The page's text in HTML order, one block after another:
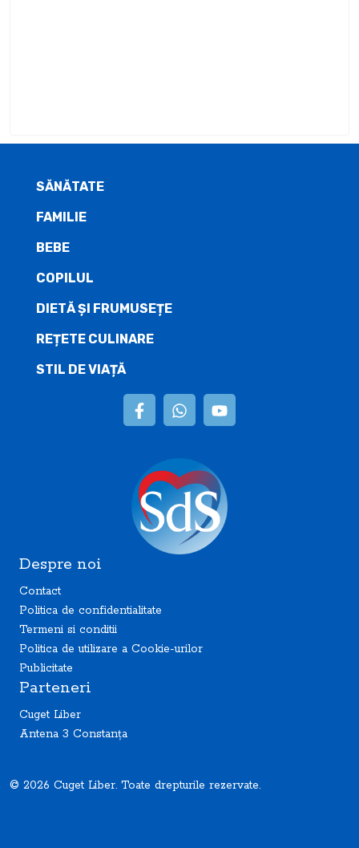
SĂNĂTATE
FAMILIE
BEBE
COPILUL
DIETĂ ŞI FRUMUSEȚE
REȚETE CULINARE
STIL DE VIAȚĂ
Despre noi
Contact
Politica de confidentialitate
Termeni si conditii
Politica de utilizare a Cookie-urilor
Publicitate
Parteneri
Cuget Liber
Antena 3 Constanța
© 2026 Cuget Liber. Toate drepturile rezervate.